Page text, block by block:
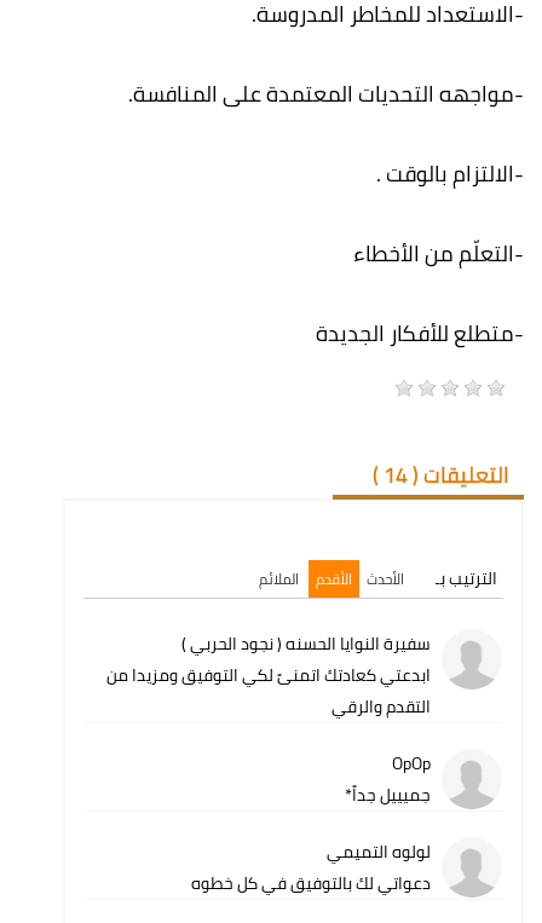
-الاستعداد للمخاطر المدروسة.
-مواجهه التحديات المعتمدة على المنافسة.
-الالتزام بالوقت .
-التعلّم من الأخطاء
-متطلع للأفكار الجديدة
التعليقات (14
)
الترتيب بـ الأحدث الأقدم الملائم
سفيرة النوايا الحسنه ( نجود الحربي )
ابدعتي كعادتك اتمنىً لكي التوفيق ومزيدا من
التقدم والرقي
OpOp
جميييل جداً*
لولوه التميمي
دعواتي لك بالتوفيق في كل خطوه